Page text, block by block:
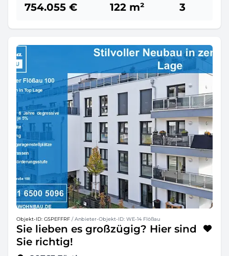
754.055 € 122 m² 3
Objekt-ID: GSPEFFRF / Anbieter-Objekt-ID: WE-14 Flößau
Sie lieben es großzügig? Hier sind
Sie richtig!